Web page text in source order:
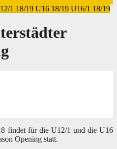
1 18/19 U16 18/19 U16/1 18/19
findet für die U12/1 und die U16
Opening statt.